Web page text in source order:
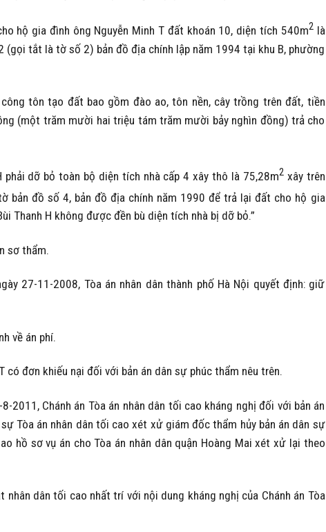
hộ gia đình ông Nguyễn Minh T đất khoán 10, diện tích 540m2là
tắt là tờ số 2) bản đồ địa chính lập năm 1994 tại khu B, phường
tôn tạo đất bao gồm đào ao, tôn nền, cây trồng trên đất, tiền
(một trăm mười hai triệu tám trăm mười bảy nghìn đồng) trả cho
phải dỡ bỏ toàn bộ diện tích nhà cấp 4 xây thô là 75,28m2xây trên
bản đồ số 4, bản đồ địa chính năm 1990 để trả lại đất cho hộ gia
Thanh H không được đền bù diện tích nhà bị dỡ bỏ.”
sơ thẩm.
27-11-2008, Tòa án nhân dân thành phố Hà Nội quyết định: giữ
về án phí.
có đơn khiếu nại đối với bản án dân sự phúc thẩm nêu trên.
2011, Chánh án Tòa án nhân dân tối cao kháng nghị đối với bản án
Tòa án nhân dân tối cao xét xử giám đốc thẩm hủy bản án dân sự
hồ sơ vụ án cho Tòa án nhân dân quận Hoàng Mai xét xử lại theo
nhân dân tối cao nhất trí với nội dung kháng nghị của Chánh án Tòa